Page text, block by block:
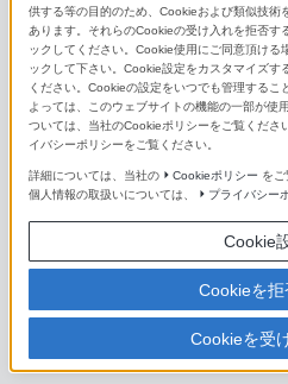
FE 24-240mm F3.5-6.3 OSS
FE 28-60mm F4-5.6
FE 28-70mm F2 GM
FE 28-70mm F3.5-5.6 OSS II
FE 28-70mm F3.5-5.6 OSS
FE PZ 28-135mm F4 G OSS
FE 70-200mm F2.8 GM OSS II
供する等の目的のため、Cookieおよび類似技術
あります。それらのCookieの受け入れを拒否す
ックしてください。Cookie使用にご同意頂ける
ックして下さい。Cookie設定をカスタマイズす
ください。Cookieの設定をいつでも管理する
よっては、このウェブサイトの機能の一部が使
ついては、当社のCookieポリシーをご覧くださ
イバシーポリシーをご覧ください。
詳細については、当社の Cookieポリシー をご
個人情報の取扱いについては、
プライバシー
Cookie
Cookieを拒
Cookieを受